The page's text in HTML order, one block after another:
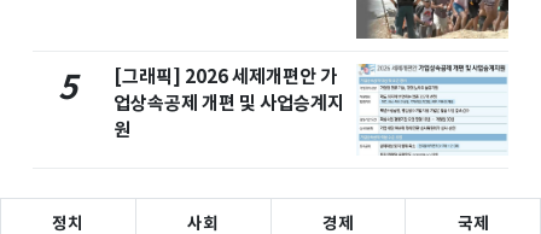
5
[그래픽] 2026 세제개편안 가
업상속공제 개편 및 사업승계지
원
정치 사회 경제 국제